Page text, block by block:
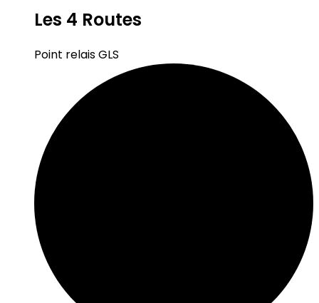
Les 4 Routes
Point relais GLS